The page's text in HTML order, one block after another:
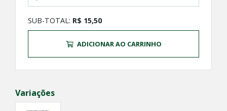
SUB-TOTAL: R$ 15,50
ADICIONAR AO CARRINHO
Variações